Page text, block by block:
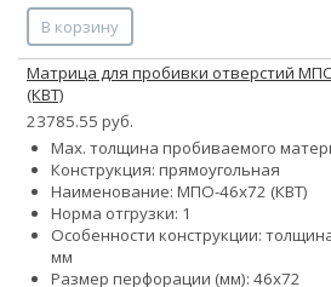
В корзину
Матрица для пробивки отверстий
(КВТ)
23785.55 руб.
Max. толщина пробиваемого
Конструкция: прямоугольная
Наименование: МПО-46х72 (КВТ)
Норма отгрузки: 1
Особенности конструкции:
мм
Размер перфорации (мм): 46х72